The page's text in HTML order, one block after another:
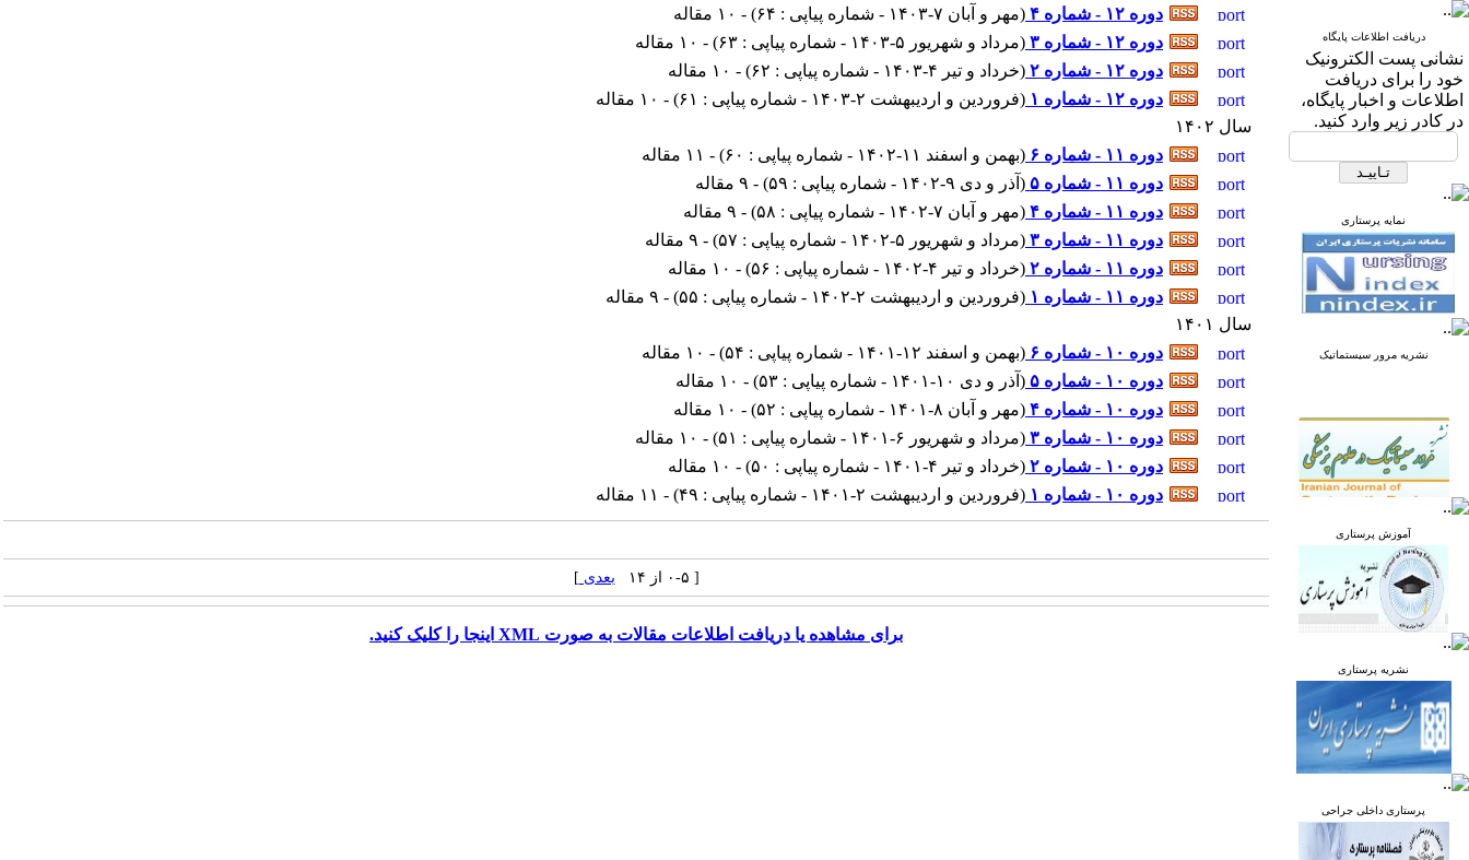
دریافت اطلاعات پایگاه
نشانی پست الکترونیک
خود را برای دریافت
اطلاعات و اخبار پایگاه،
در کادر زیر وارد کنید.
نمایه پرستاری
نشریه مرور سیستماتیک
آموزش پرستاری
نشریه پرستاری
پرستاری داخلی جراحی
دوره ۱۲ - شماره ۴
(مهر و آبان ۷-۱۴۰۳ - شماره پیاپی : ۶۴
) - ۱۰ مقاله
دوره ۱۲ - شماره ۳
(مرداد و شهریور ۵-۱۴۰۳ - شماره پیاپی : ۶۳
) - ۱۰ مقاله
دوره ۱۲ - شماره ۲
(خرداد و تیر ۴-۱۴۰۳ - شماره پیاپی : ۶۲
) - ۱۰ مقاله
دوره ۱۲ - شماره ۱
(فروردین و اردیبهشت ۲-۱۴۰۳ - شماره پیاپی : ۶۱
) - ۱۰ مقاله
سال ۱۴۰۲
دوره ۱۱ - شماره ۶
(بهمن و اسفند ۱۱-۱۴۰۲ - شماره پیاپی : ۶۰
) - ۱۱ مقاله
دوره ۱۱ - شماره ۵
( آذر و دی ۹-۱۴۰۲ - شماره پیاپی : ۵۹
) - ۹ مقاله
دوره ۱۱ - شماره ۴
(مهر و آبان ۷-۱۴۰۲ - شماره پیاپی : ۵۸
) - ۹ مقاله
دوره ۱۱ - شماره ۳
(مرداد و شهریور ۵-۱۴۰۲ - شماره پیاپی : ۵۷
) - ۹ مقاله
دوره ۱۱ - شماره ۲
(خرداد و تیر ۴-۱۴۰۲ - شماره پیاپی : ۵۶
) - ۱۰ مقاله
دوره ۱۱ - شماره ۱
(فروردین و اردیبهشت ۲-۱۴۰۲ - شماره پیاپی : ۵۵
) - ۹ مقاله
سال ۱۴۰۱
دوره ۱۰ - شماره ۶
(بهمن و اسفند ۱۲-۱۴۰۱ - شماره پیاپی : ۵۴
) - ۱۰ مقاله
دوره ۱۰ - شماره ۵
( آذر و دی ۱۰-۱۴۰۱ - شماره پیاپی : ۵۳
) - ۱۰ مقاله
دوره ۱۰ - شماره ۴
(مهر و آبان ۸-۱۴۰۱ - شماره پیاپی : ۵۲
) - ۱۰ مقاله
دوره ۱۰ - شماره ۳
(مرداد و شهریور ۶-۱۴۰۱ - شماره پیاپی : ۵۱
) - ۱۰ مقاله
دوره ۱۰ - شماره ۲
(خرداد و تیر ۴-۱۴۰۱ - شماره پیاپی : ۵۰
) - ۱۰ مقاله
دوره ۱۰ - شماره ۱
(فروردین و اردیبهشت ۲-۱۴۰۱ - شماره پیاپی : ۴۹ ) - ۱۱ مقاله
[ ۰-۵ از ۱۴ بعدی ]
برای مشاهده یا دریافت اطلاعات مقالات به صورت XML اینجا را کلیک کنید.